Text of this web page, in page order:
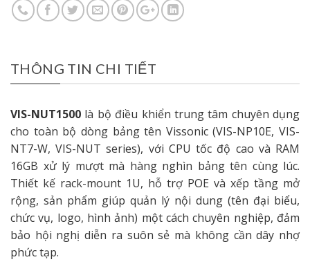
THÔNG TIN CHI TIẾT
VIS-NUT1500 là bộ điều khiển trung tâm chuyên dụng
cho toàn bộ dòng bảng tên Vissonic (VIS-NP10E, VIS-
NT7-W, VIS-NUT series), với CPU tốc độ cao và RAM
16GB xử lý mượt mà hàng nghìn bảng tên cùng lúc.
Thiết kế rack-mount 1U, hỗ trợ POE và xếp tầng mở
rộng, sản phẩm giúp quản lý nội dung (tên đại biểu,
chức vụ, logo, hình ảnh) một cách chuyên nghiệp, đảm
bảo hội nghị diễn ra suôn sẻ mà không cần dây nhợ
phức tạp.